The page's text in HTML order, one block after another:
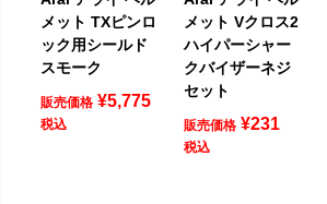
メット TXピンロ
ック用シールド
スモーク
販売価格 ¥5,775
税込
メット Vクロス2
ハイパーシャー
クバイザーネジ
セット
販売価格 ¥231
税込